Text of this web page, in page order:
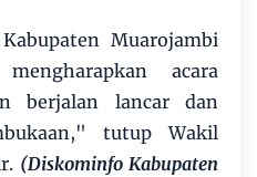
Muarojambi
acara
berjalan lancar dan
tutup Wakil
(Diskominfo Kabupaten